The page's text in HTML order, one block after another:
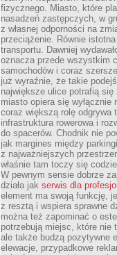
fizycznego. Miasto, które
nasadzeń zastępczych, w
z własnej odporności na
przeciążenie. Równie
transportu. Dawniej
oznacza przede wszystkim
samochodów i coraz
już wyraźnie, że takie
największe ulice potrafią się
miasto opiera się wyłącznie
coraz większą rolę odgrywa
infrastruktura rowerowa i
do spacerów. Chodnik nie
jak margines między
z najważniejszych
właśnie tam toczy się
W pewnym sensie dobrze
działa jak serwis dla
element ma swoją funkcję,
z resztą i wspiera sprawne
można też zapominać o
potrzebują miejsc, które nie
ale także budzą pozytywne
elewacje, przypadkowe